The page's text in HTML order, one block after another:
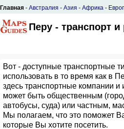
Главная - Австралия - Азия - Африка -
Перу - транспорт и
Вот - доступные транспортные
использовать в то время как в
здесь транспортные компании и
может быть общественным
автобусы, суда) или частным,
Мы полагаем, что это поможет
которые Вы хотите посетить.